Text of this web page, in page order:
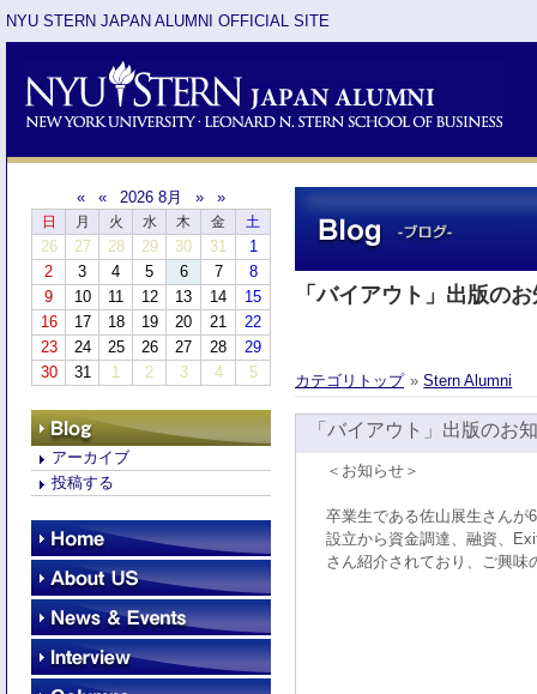
NYU STERN JAPAN ALUMNI OFFICIAL SITE
« « 2026 8月 » »
日 月 火 水 木 金 土
26 27 28 29 30 31
1
2
3 4 5 6 7
8
9
10 11 12 13 14
15
16
17 18 19 20 21
22
23
24 25 26 27 28
29
30
31 1 2 3 4 5
アーカイブ
投稿する
「バイアウト」出版の
カテゴリトップ »Stern Alumni
「バイアウト」出版のお
＜お知らせ＞
卒業生である佐山展生さんが
設立から資金調達、融資、
さん紹介されており、ご興味